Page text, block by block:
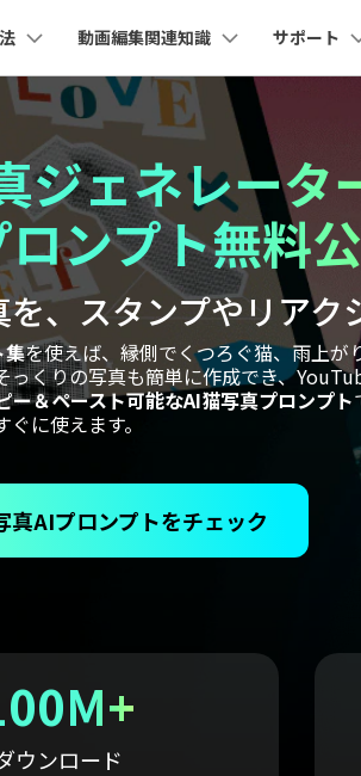
ソフト
Cloud
とクラウドサービス
オンラインツール
データ復元
Recoverit
データ復元ソフ
Repairit
動画・写真・
Dr.Fone
スマートフォ
スマホ間のデ
子供の安全を
図
動画編集＆変換
Filmora
UniConverter
企業情報
会社概要
創業者メッセージ
採用情報
お問い合わせ
プラン＆価格 サポ
能
ーム
ケンス NEW
ッキング
メラ編集
オーディオ
オートモンタージュ
オーディオスペクトラム
オーディオ同期
無料ダウンロード
AI 動画ノイズ除去
NEW
AI 音声補正
テキスト読み上げ
AI ポートレート
AI自動文字起こし
る >
ChatGPT
AI動画編集
AIマーケ
AI音声生
料ダウンロード
ューション
化
動画
ンビデオ
解説動画
スライドショー動画
商品紹介動画
すべてのソリューション >
料ダウンロード
動画編集関連知識
動画編集
ト動画作成方法
ィア動画編集
ディタで動画を編集する方法
プニング動画を作る方法
そ
スラ
結婚
動画
ア
動
料ダウンロード
サポート
しよう
の完全なリスト
カスタマーサポート
FAQs
お客様からよくあるご質問を掲載してお
ります
お問い合わせ
無料でサポートチームにお問い合わせく
ださい
バージョンダウン
法人向け
ビジネス版
料ダウンロード
ジェネレータ
ンプト無料
、スタンプやリアク
集を使えば、縁側でくつろぐ猫、雨上が
くりの写真も簡単に作成でき、
ー＆ペースト可能なAI猫写真プロンプト
ぐに使えます。
真AIプロンプトをチェック
ウンロード